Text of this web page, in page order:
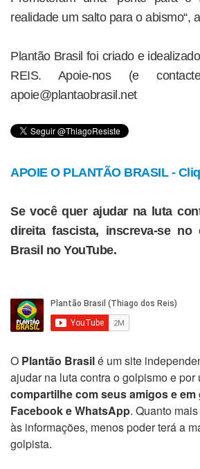
realidade um salto para o abismo“,
Plantão Brasil foi criado e
REIS. Apoie-nos (e
apoie@plantaobrasil.net
APOIE O PLANTÃO BRASIL -
Se você quer ajudar na luta
direita fascista, inscreva-se no
Brasil no YouTube.
O Plantão Brasilé um site
ajudar na luta contra o golpismo e por
compartilhe com seus amigos e
Facebook e WhatsApp. Quanto
às informações, menos poder terá a
golpista.